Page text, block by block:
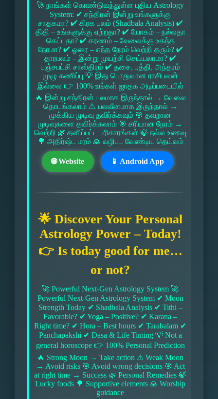
🚀 நாங்கள் கொண்டுவந்துள்ள புதிய Astrology
System: ✔ சந்திரன் இன்று உங்களுக்கு
சாதகமா? ✔ கிரக பலம் (Shadbala Analysis) ✔
திதி – உங்களுக்கு ஏற்றதா? ✔ யோகம் – நல்லதா
கெட்டதா? ✔ கரணம் – வேலைக்கு உகந்த
நேரமா? ✔ ஓரை – எந்த நேரம் வெற்றி தரும்? ✔
தாரபலம் – இன்று முயற்சி செய்யலாமா? ✔
பஞ்சபட்சி சாஸ்திரம் ✔ தசை, புத்தி, அந்தரம்
முழு கணிப்பு 💡 இது பொதுவான ராசிபலன்
இல்லை 👉 100% உங்கள் ஜாதக அடிப்படையில்
🔥 இன்று சந்திரன் பலமாக இருந்தால் → வேலை
தொடங்கலாம் ⚠ பலவீனமாக இருந்தால் →
முக்கிய முடிவு தவிர்க்கவும் 🎯 தவறான
முடிவுகளை தவிர்க்கலாம் 🎯 சரியான நேரம் →
வெற்றி 🌿 தனிப்பட்ட பரிகாரங்கள் 🍃 நல்ல உணவு
🌳 அதிர்ஷ்ட மரம் 🙏 வழிபட வேண்டிய தெய்வம்
🌐 Website 📱 Android App
🌟 Discover Your Personal
Astrology Power – Today!
👉 Is today good for me…
or not?
🚀 Powerful Next-Gen Astrology System 🚀
Powerful Next-Gen Astrology System ✔ Moon
Strength Today ✔ Shadbala Analysis ✔ Tithi –
Favorable? ✔ Yoga – Positive? ✔ Karana –
Right time? ✔ Hora – Best hours ✔ Tarabalam ✔
Panchapakshi ✔ Dasa & Life Timing 💡 Not a
general horoscope 👉 100% Personal Prediction
🔥 Strong Moon → Take action ⚠ Weak Moon
→ Avoid risks 🎯 Avoid wrong decisions 🎯 Act
at right time → Success 🌿 Personal Remedies 🍃
Lucky foods 🌳 Supportive elements 🙏 Worship
guidance